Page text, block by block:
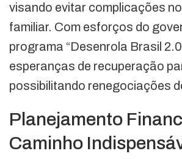
visando evitar complicações
familiar. Com esforços do
programa “Desenrola Brasil
esperanças de recuperação
possibilitando renegociações
Planejamento
Caminho